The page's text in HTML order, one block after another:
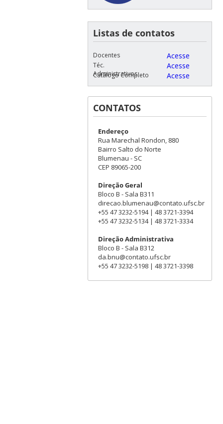
Listas de contatos
Docentes Acesse
Téc.
Administrativos
Acesse
Catálogo Completo Acesse
CONTATOS
Endereço
Rua Marechal Rondon, 880
Bairro Salto do Norte
Blumenau - SC
CEP 89065-200
Direção Geral
Bloco B - Sala B311
direcao.blumenau@contato.ufsc.br
+55 47 3232-5194 | 48 3721-3394
+55 47 3232-5134 | 48 3721-3334
Direção Administrativa
Bloco B - Sala B312
da.bnu@contato.ufsc.br
+55 47 3232-5198 | 48 3721-3398